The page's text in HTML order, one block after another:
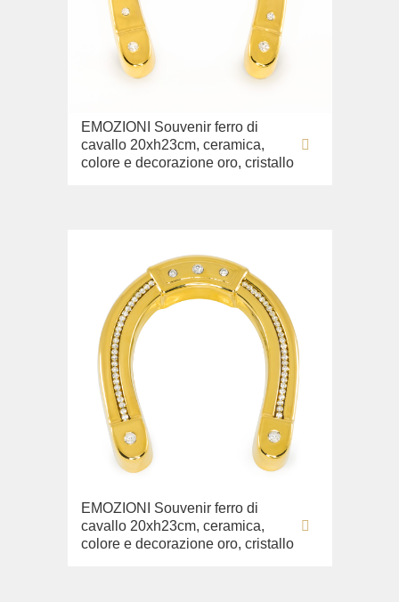
EMOZIONI Souvenir ferro di
cavallo 20xh23cm, ceramica,
colore e decorazione oro, cristallo
EMOZIONI Souvenir ferro di
cavallo 20xh23cm, ceramica,
colore e decorazione oro, cristallo